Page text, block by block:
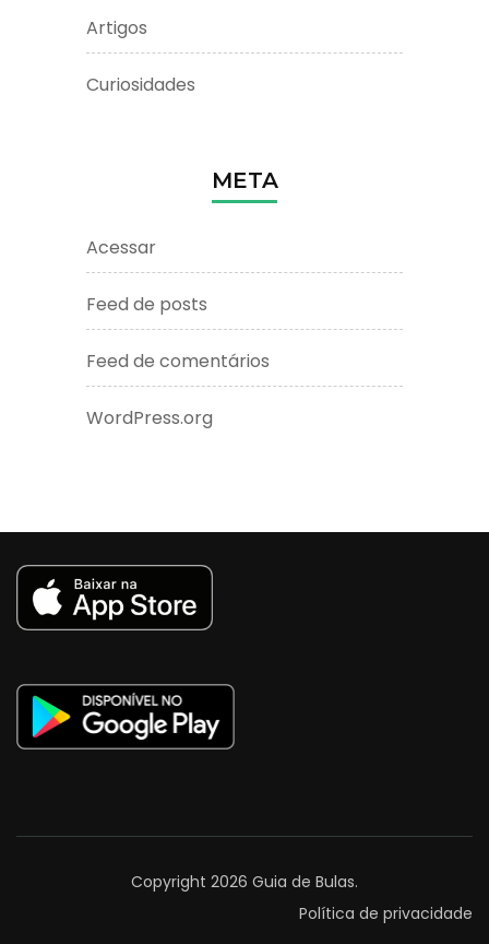
Artigos
Curiosidades
META
Acessar
Feed de posts
Feed de comentários
WordPress.org
Copyright 2026 Guia de Bulas.
Política de privacidade